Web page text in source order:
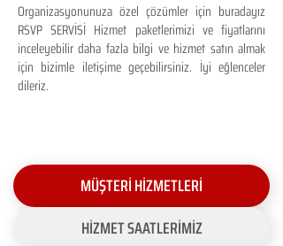
Organizasyonunuza özel çözümler için buradayız
RSVP SERVİSİ Hizmet paketlerimizi ve fiyatlarını
inceleyebilir daha fazla bilgi ve hizmet satın almak
için bizimle iletişime geçebilirsiniz. İyi eğlenceler
dileriz.
MÜŞTERİ HİZMETLERİ
HİZMET SAATLERİMİZ